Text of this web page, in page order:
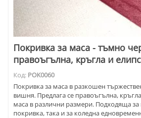
Покривка за маса - тъмно
правоъгълна, кръгла и
Код: POK0060
Покривка за маса в разкошен
вишня. Предлага се правоъгълна,
маса в различни размери. Подходяща за
покривка, така и за коледна